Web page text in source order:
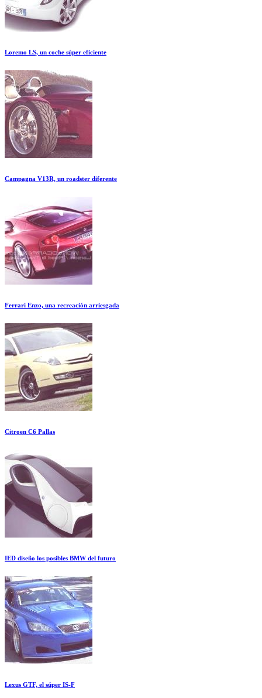
Loremo LS, un coche súper eficiente
Campagna V13R, un roadster diferente
Ferrari Enzo, una recreación arriesgada
Citroen C6 Pallas
IED diseño los posibles BMW del futuro
Lexus GTF, el súper IS-F